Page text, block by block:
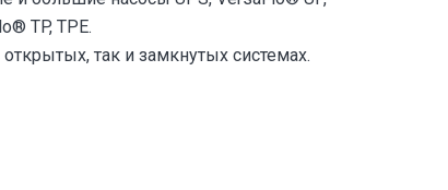
TP, TPE.
так и замкнутых системах.